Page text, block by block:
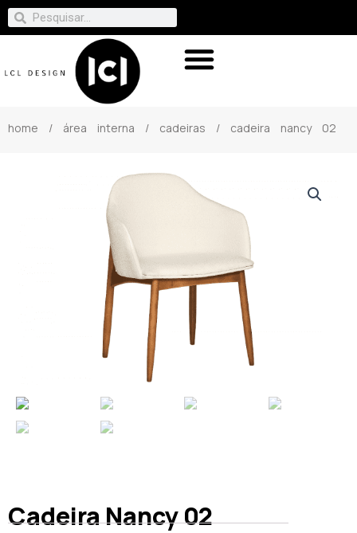
home / área interna / cadeiras / cadeira nancy 02
Cadeira Nancy 02